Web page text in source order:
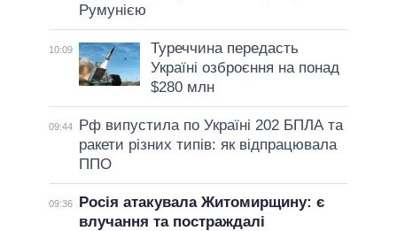
Румунією
10:09
Туреччина передасть
Україні озброєння на понад
$280 млн
09:44
Рф випустила по Україні 202 БПЛА та
ракети різних типів: як відпрацювала
ППО
09:36
Росія атакувала Житомирщину: є
влучання та постраждалі